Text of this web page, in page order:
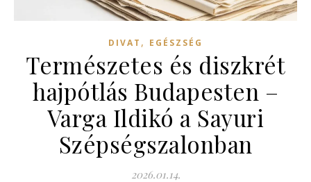
DIVAT , EGÉSZSÉG
Természetes és diszkrét
hajpótlás Budapesten –
Varga Ildikó a Sayuri
Szépségszalonban
2026.01.14.